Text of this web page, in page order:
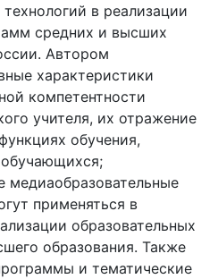
в реализации
средних и высших
Автором
характеристики
компетентности
учителя, их отражение
обучения,
обучающихся;
медиаобразовательные
применяться в
образовательных
образования. Также
и тематические